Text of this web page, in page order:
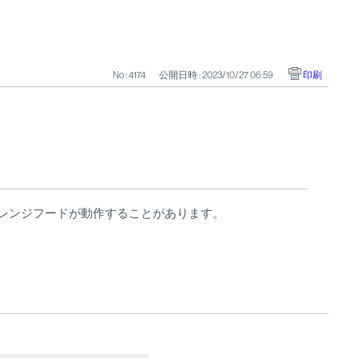
No : 4174 公開日時 : 2023/10/27 06:59 印刷
ジフードが動作することがあります。